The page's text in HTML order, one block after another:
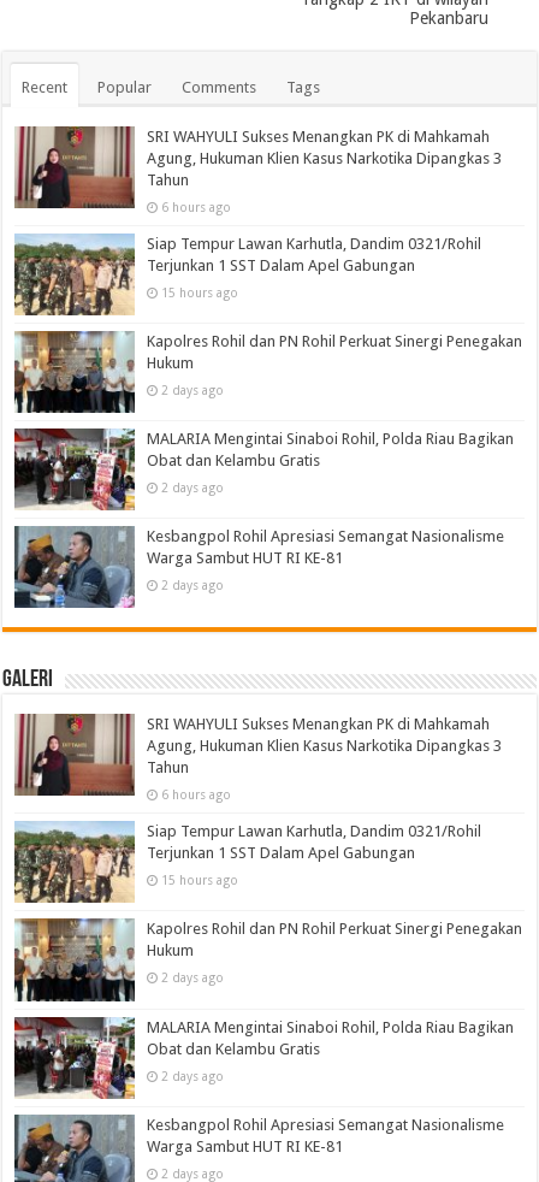
Pekanbaru
Recent Popular Comments Tags
SRI WAHYULI Sukses Menangkan PK di Mahkamah
Agung, Hukuman Klien Kasus Narkotika Dipangkas 3
Tahun
6 hours ago
Siap Tempur Lawan Karhutla, Dandim 0321/Rohil
Terjunkan 1 SST Dalam Apel Gabungan
15 hours ago
Kapolres Rohil dan PN Rohil Perkuat Sinergi Penegakan
Hukum
2 days ago
MALARIA Mengintai Sinaboi Rohil, Polda Riau Bagikan
Obat dan Kelambu Gratis
2 days ago
Kesbangpol Rohil Apresiasi Semangat Nasionalisme
Warga Sambut HUT RI KE-81
2 days ago
Galeri
SRI WAHYULI Sukses Menangkan PK di Mahkamah
Agung, Hukuman Klien Kasus Narkotika Dipangkas 3
Tahun
6 hours ago
Siap Tempur Lawan Karhutla, Dandim 0321/Rohil
Terjunkan 1 SST Dalam Apel Gabungan
15 hours ago
Kapolres Rohil dan PN Rohil Perkuat Sinergi Penegakan
Hukum
2 days ago
MALARIA Mengintai Sinaboi Rohil, Polda Riau Bagikan
Obat dan Kelambu Gratis
2 days ago
Kesbangpol Rohil Apresiasi Semangat Nasionalisme
Warga Sambut HUT RI KE-81
2 days ago